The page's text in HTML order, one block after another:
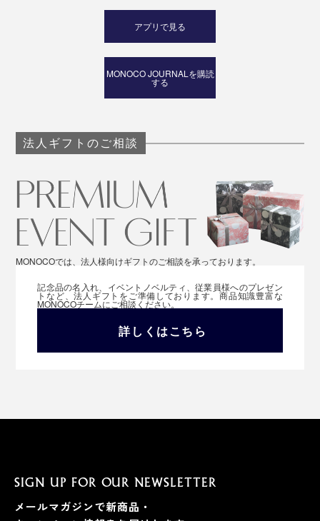
アプリで見る
MONOCO JOURNALを購読
する
法人ギフトのご相談
MONOCOでは、法人様向けギフトのご相談を承っております。
記念品の名入れ、イベントノベルティ、従業員様へのプレゼン
トなど、法人ギフトをご準備しております。商品知識豊富な
MONOCOチームにご相談ください。
詳しくはこちら
SIGN UP FOR OUR NEWSLETTER
メールマガジンで新商品・